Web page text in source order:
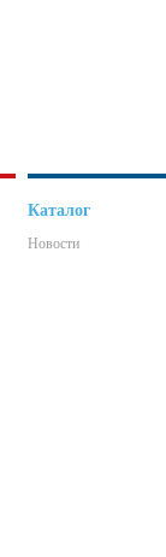
Каталог
Новости